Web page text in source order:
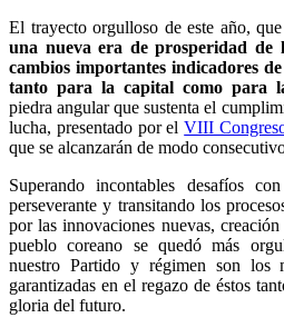
El trayecto orgulloso de este año,
una nueva era de prosperidad de
cambios importantes indicadores
tanto para la capital como para
piedra angular que sustenta el
lucha, presentado por elVIII
que se alcanzarán de modo
Superando incontables desafíos
perseverante y transitando los
por las innovaciones nuevas,
pueblo coreano se quedó más
nuestro Partido y régimen son los
garantizadas en el regazo de éstos
gloria del futuro.